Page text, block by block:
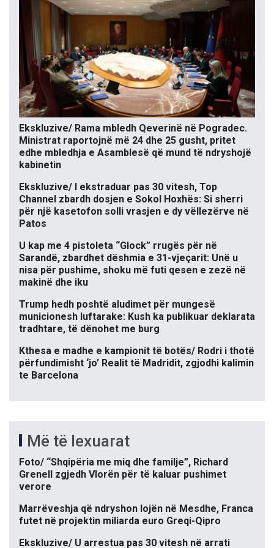
Ekskluzive/ Rama mbledh Qeverinë në Pogradec.
Ministrat raportojnë më 24 dhe 25 gusht, pritet
edhe mbledhja e Asamblesë që mund të ndryshojë
kabinetin
Ekskluzive/ I ekstraduar pas 30 vitesh, Top
Channel zbardh dosjen e Sokol Hoxhës: Si sherri
për një kasetofon solli vrasjen e dy vëllezërve në
Patos
U kap me 4 pistoleta “Glock” rrugës për në
Sarandë, zbardhet dëshmia e 31-vjeçarit: Unë u
nisa për pushime, shoku më futi qesen e zezë në
makinë dhe iku
Trump hedh poshtë aludimet për mungesë
municionesh luftarake: Kush ka publikuar deklarata
tradhtare, të dënohet me burg
Kthesa e madhe e kampionit të botës/ Rodri i thotë
përfundimisht ‘jo’ Realit të Madridit, zgjodhi kalimin
te Barcelona
Më të lexuarat
Foto/ “Shqipëria me miq dhe familje”, Richard
Grenell zgjedh Vlorën për të kaluar pushimet
verore
Marrëveshja që ndryshon lojën në Mesdhe, Franca
futet në projektin miliarda euro Greqi-Qipro
Ekskluzive/ U arrestua pas 30 vitesh në arrati